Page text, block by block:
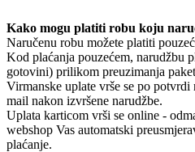
Kako mogu platiti robu koju
Naručenu robu možete platiti
Kod plaćanja pouzećem, narudžbu
gotovini) prilikom preuzimanja
Virmanske uplate vrše se po
mail nakon izvršene narudžbe.
Uplata karticom vrši se online -
webshop Vas automatski
plaćanje.